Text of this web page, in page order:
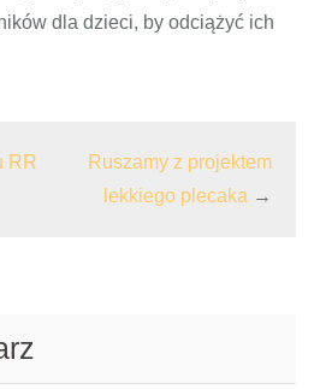
dla dzieci, by odciążyć ich
RR
Ruszamy z projektem
lekkiego plecaka →